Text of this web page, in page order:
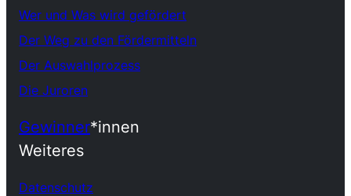
Wer und Was wird gefördert
Der Weg zu den Fördermitteln
Der Auswahlprozess
Die Juroren
Gewinner*innen
Weiteres
Datenschutz